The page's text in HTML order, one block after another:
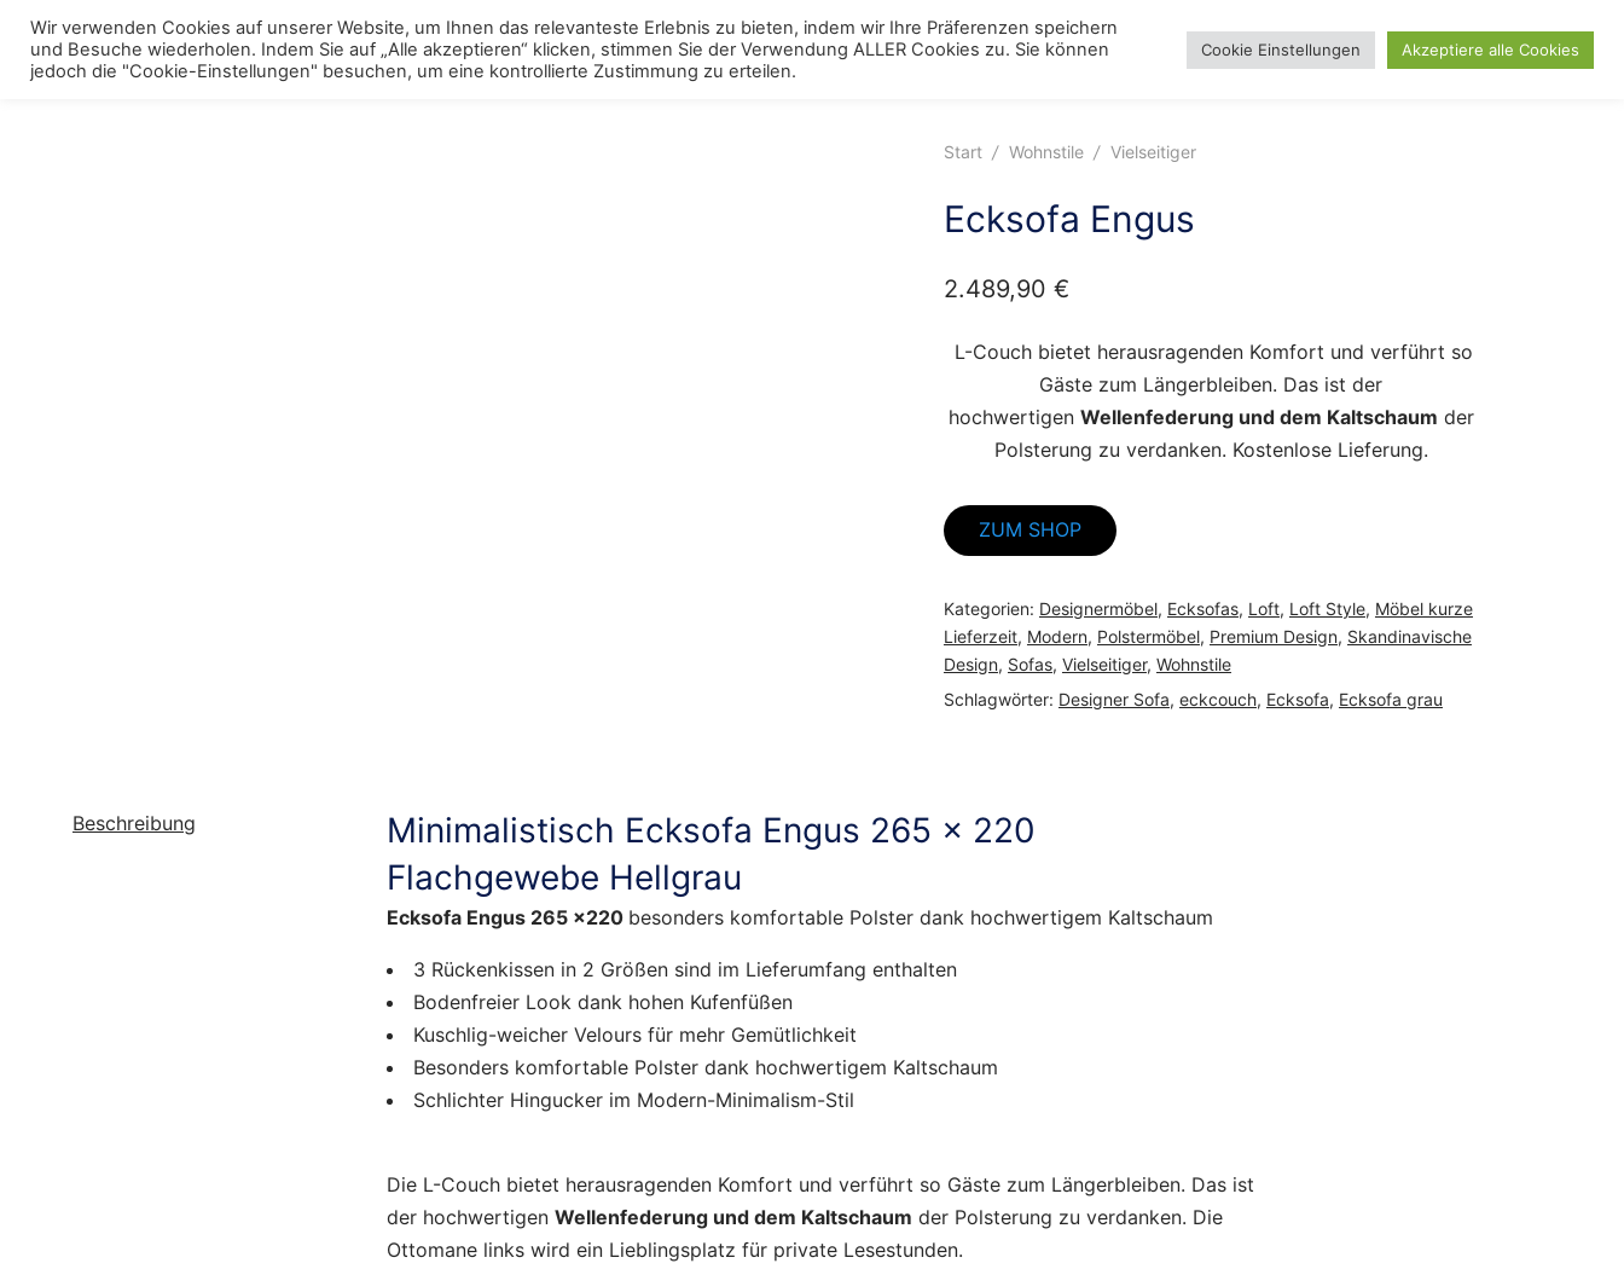
Skip
content
Menu Polstermöbel
Toggle
menu
Schränke
Toggle
menu
Tische
Toggle
menu
Stühle
ToggleRegale
Toggle
Bett
ToggleLampen
ToggleBlog Day Search
Start / Wohnstile / Vielseitiger
Ecksofa Engus
2.489,90 €
L-Couch bietet herausragenden Komfort und verführt so
Gäste zum Längerbleiben. Das ist der
hochwertigen Wellenfederung und dem Kaltschaum der
Polsterung zu verdanken. Kostenlose Lieferung.
ZUM SHOP
Kategorien: Designermöbel, Ecksofas, Loft, Loft Style, Möbel kurze
Lieferzeit, Modern, Polstermöbel, Premium Design, Skandinavische
Design, Sofas, Vielseitiger, Wohnstile
Schlagwörter: Designer Sofa, eckcouch, Ecksofa, Ecksofa grau
Beschreibung
Minimalistisch Ecksofa Engus 265 x 220
Flachgewebe Hellgrau
Ecksofa Engus 265 x220 besonders komfortable Polster dank hochwertigem Kaltschaum
3 Rückenkissen in 2 Größen sind im Lieferumfang enthalten
Bodenfreier Look dank hohen Kufenfüßen
Kuschlig-weicher Velours für mehr Gemütlichkeit
Besonders komfortable Polster dank hochwertigem Kaltschaum
Schlichter Hingucker im Modern-Minimalism-Stil
Die L-Couch bietet herausragenden Komfort und verführt so Gäste zum Längerbleiben. Das ist
der hochwertigen Wellenfederung und dem Kaltschaum der Polsterung zu verdanken. Die
Ottomane links wird ein Lieblingsplatz für private Lesestunden.
Wir verwenden Cookies auf unserer Website, um Ihnen das relevanteste Erlebnis zu bieten, indem wir Ihre Präferenzen speichern
und Besuche wiederholen. Indem Sie auf „Alle akzeptieren“ klicken, stimmen Sie der Verwendung ALLER Cookies zu. Sie können
jedoch die "Cookie-Einstellungen" besuchen, um eine kontrollierte Zustimmung zu erteilen.
Cookie Einstellungen Akzeptiere alle Cookies